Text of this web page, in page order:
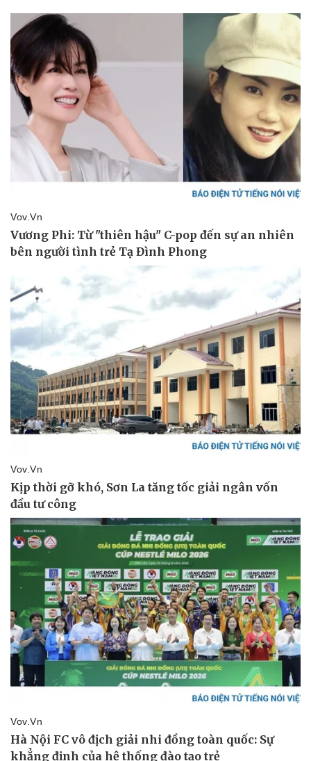
Sản phụ khoa
Nhi khoa
Làm đẹp - giảm cân
Phòng mạch online
Ăn sạch sống khỏe
Đời sống
Tình yêu - Gia đình